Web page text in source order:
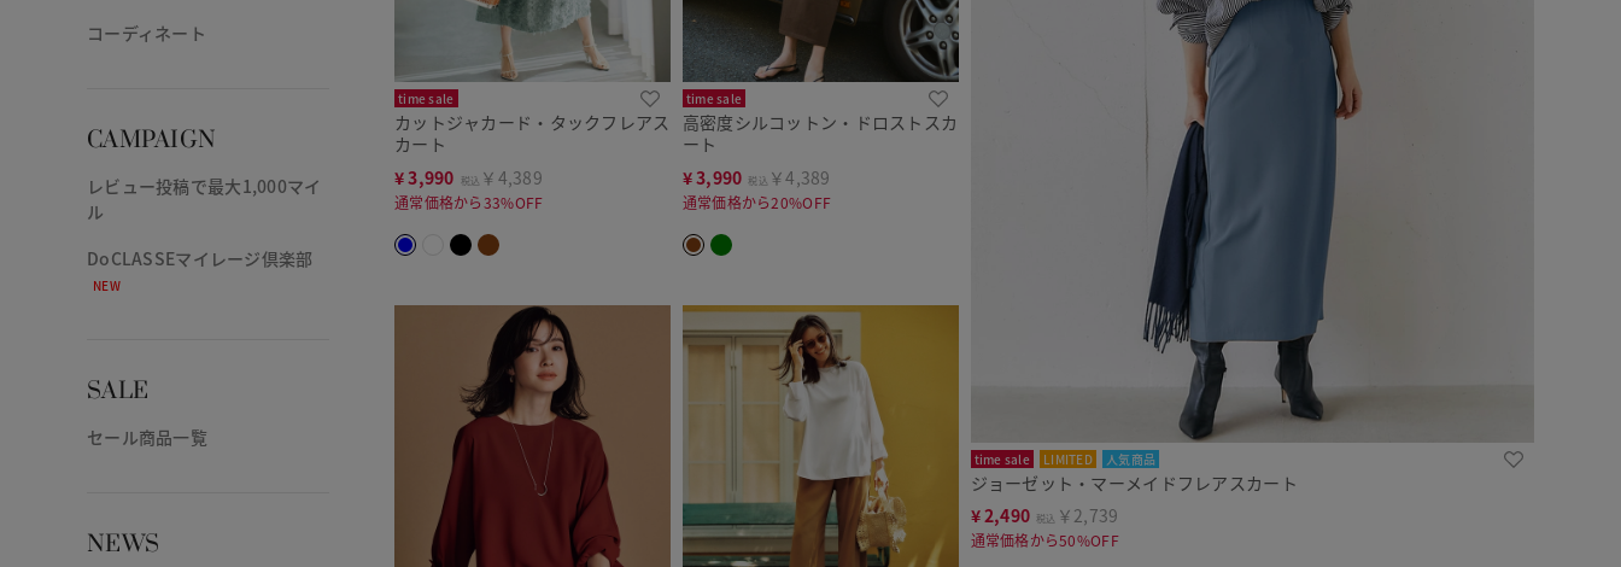
コーディネート
CAMPAIGN
レビュー投稿で最大1,000マイ
ル
DoCLASSEマイレージ倶楽部
NEW
SALE
セール商品一覧
NEWS
time sale
カットジャカード・タックフレアス
カート
¥3,990 税込 ￥4,389
通常価格から33%OFF
time sale
高密度シルコットン・ドロストスカ
ート
¥3,990 税込 ￥4,389
通常価格から20%OFF
time sale LIMITED 人気商品
ジョーゼット・マーメイドフレアスカート
¥2,490 税込 ￥2,739
通常価格から50%OFF